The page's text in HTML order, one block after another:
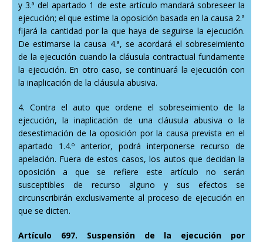
y 3.ª del apartado 1 de este artículo mandará sobreseer la
ejecución; el que estime la oposición basada en la causa 2.ª
fijará la cantidad por la que haya de seguirse la ejecución.
De estimarse la causa 4.ª, se acordará el sobreseimiento
de la ejecución cuando la cláusula contractual fundamente
la ejecución. En otro caso, se continuará la ejecución con
la inaplicación de la cláusula abusiva.
4. Contra el auto que ordene el sobreseimiento de la
ejecución, la inaplicación de una cláusula abusiva o la
desestimación de la oposición por la causa prevista en el
apartado 1.4.º anterior, podrá interponerse recurso de
apelación. Fuera de estos casos, los autos que decidan la
oposición a que se refiere este artículo no serán
susceptibles de recurso alguno y sus efectos se
circunscribirán exclusivamente al proceso de ejecución en
que se dicten.
Artículo 697. Suspensión de la ejecución por